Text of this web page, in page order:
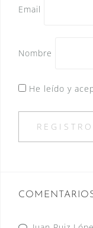
Email
Nombre
He leído y